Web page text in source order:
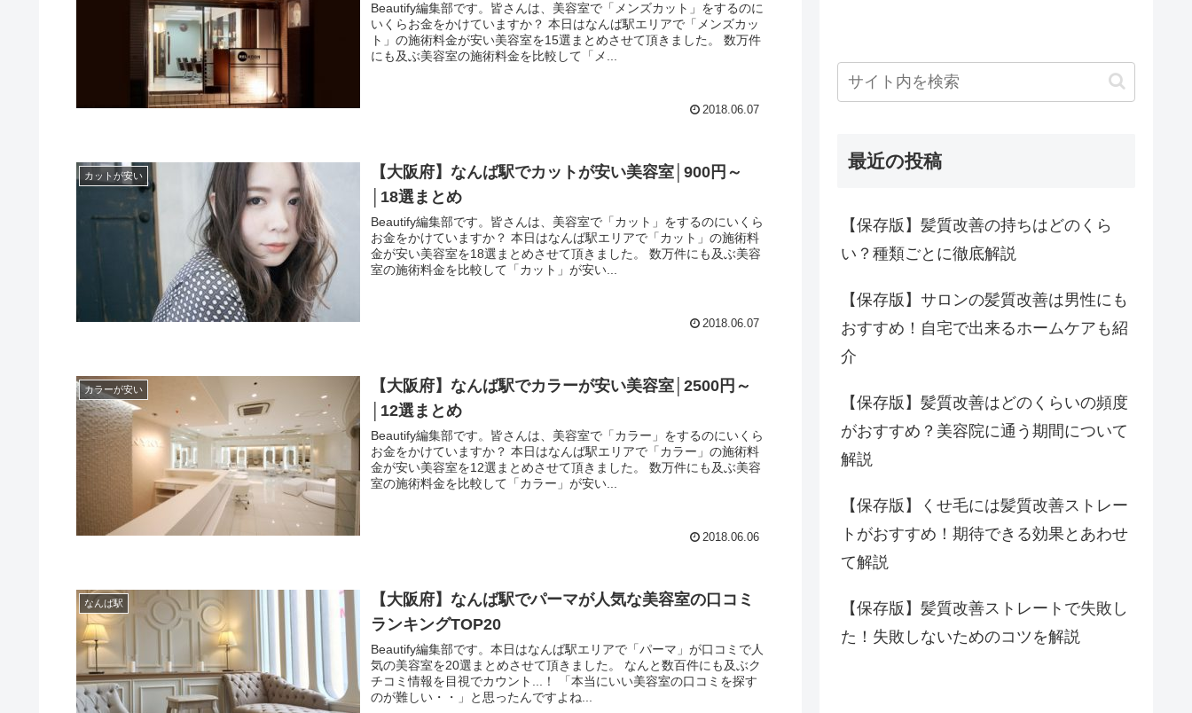
Beautify編集部です。皆さんは、美容室で「メンズカット」をするのに
いくらお金をかけていますか？ 本日はなんば駅エリアで「メンズカッ
ト」の施術料金が安い美容室を15選まとめさせて頂きました。 数万件
にも及ぶ美容室の施術料金を比較して「メ...
2018.06.07
カットが安い
【大阪府】なんば駅でカットが安い美容室│900円～
│18選まとめ
Beautify編集部です。皆さんは、美容室で「カット」をするのにいくら
お金をかけていますか？ 本日はなんば駅エリアで「カット」の施術料
金が安い美容室を18選まとめさせて頂きました。 数万件にも及ぶ美容
室の施術料金を比較して「カット」が安い...
2018.06.07
カラーが安い
【大阪府】なんば駅でカラーが安い美容室│2500円～
│12選まとめ
Beautify編集部です。皆さんは、美容室で「カラー」をするのにいくら
お金をかけていますか？ 本日はなんば駅エリアで「カラー」の施術料
金が安い美容室を12選まとめさせて頂きました。 数万件にも及ぶ美容
室の施術料金を比較して「カラー」が安い...
2018.06.06
なんば駅
【大阪府】なんば駅でパーマが人気な美容室の口コミ
ランキングTOP20
Beautify編集部です。本日はなんば駅エリアで「パーマ」が口コミで人
気の美容室を20選まとめさせて頂きました。 なんと数百件にも及ぶク
チコミ情報を目視でカウント...！ 「本当にいい美容室の口コミを探す
のが難しい・・」と思ったんですよね...
最近の投稿
【保存版】髪質改善の持ちはどのくら
い？種類ごとに徹底解説
【保存版】サロンの髪質改善は男性にも
おすすめ！自宅で出来るホームケアも紹
介
【保存版】髪質改善はどのくらいの頻度
がおすすめ？美容院に通う期間について
解説
【保存版】くせ毛には髪質改善ストレー
トがおすすめ！期待できる効果とあわせ
て解説
【保存版】髪質改善ストレートで失敗し
た！失敗しないためのコツを解説